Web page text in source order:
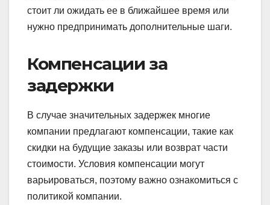
стоит ли ожидать ее в ближайшее время или
нужно предпринимать дополнительные шаги.
Компенсации за
задержки
В случае значительных задержек многие
компании предлагают компенсации, такие как
скидки на будущие заказы или возврат части
стоимости. Условия компенсации могут
варьироваться, поэтому важно ознакомиться с
политикой компании.